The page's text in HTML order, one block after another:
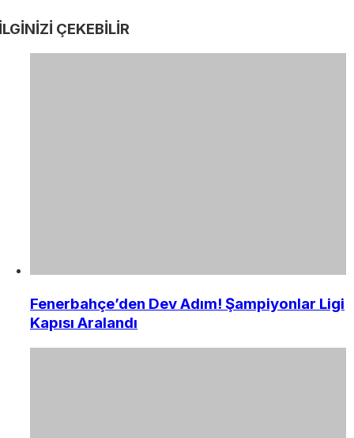
ÇEKEBİLİR
Fenerbahçe’den Dev Adım! Şampiyonlar Ligi
Kapısı Aralandı